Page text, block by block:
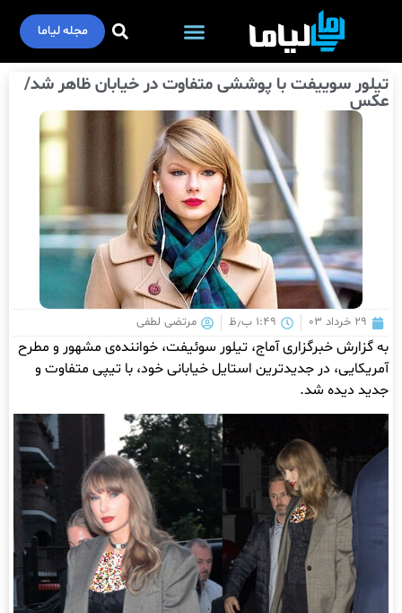
مجله لیاما
تیلور سوییفت با پوششی متفاوت در خیابان ظاهر شد/
عکس
۲۹ خرداد ۰۳ ۱:۴۹ ب٫ظ مرتضی لطفی
به گزارش خبرگزاری آماج، تیلور سوئیفت، خواننده‌ی مشهور و مطرح
آمریکایی، در جدیدترین استایل خیابانی خود، با تیپی متفاوت و
جدید دیده شد.